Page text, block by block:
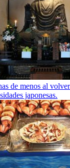
de menos al
japonesas.